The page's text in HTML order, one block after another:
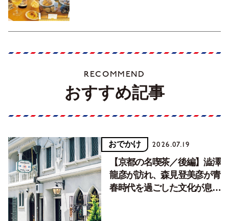
RECOMMEND
おすすめ記事
おでかけ 2026.07.19
【京都の名喫茶／後編】澁澤
龍彦が訪れ、森見登美彦が青
春時代を過ごした文化が息づ